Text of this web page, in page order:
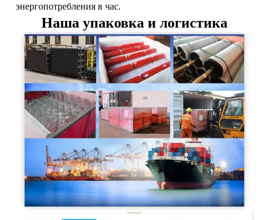
энергопотребления в час.
Наша упаковка и логистика